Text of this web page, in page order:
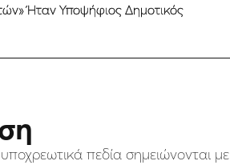
Ήταν Υποψήφιος Δημοτικός
πεδία σημειώνονται με